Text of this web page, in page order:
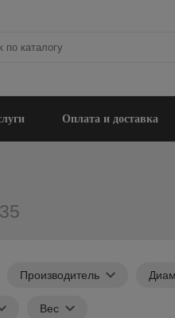
Оплата и доставка
Производитель
Вес